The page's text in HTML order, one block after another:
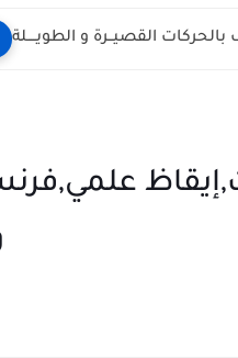
بالحركات القصيــرة و الطويــــلة